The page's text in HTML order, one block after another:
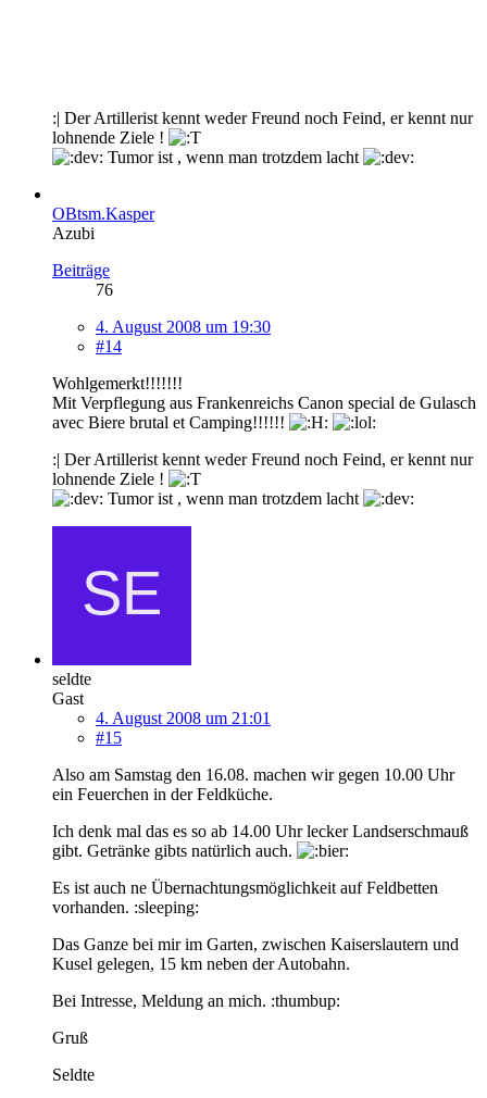
:| Der Artillerist kennt weder Freund noch Feind, er kennt nur
lohnende Ziele !
Tumor ist , wenn man trotzdem lacht
OBtsm.Kasper
Azubi
Beiträge
76
4. August 2008 um 19:30
#14
Wohlgemerkt!!!!!!!
Mit Verpflegung aus Frankenreichs Canon special de Gulasch
avec Biere brutal et Camping!!!!!!
:| Der Artillerist kennt weder Freund noch Feind, er kennt nur
lohnende Ziele !
Tumor ist , wenn man trotzdem lacht
seldte
Gast
4. August 2008 um 21:01
#15
Also am Samstag den 16.08. machen wir gegen 10.00 Uhr
ein Feuerchen in der Feldküche.
Ich denk mal das es so ab 14.00 Uhr lecker Landserschmauß
gibt. Getränke gibts natürlich auch.
Es ist auch ne Übernachtungsmöglichkeit auf Feldbetten
vorhanden. :sleeping:
Das Ganze bei mir im Garten, zwischen Kaiserslautern und
Kusel gelegen, 15 km neben der Autobahn.
Bei Intresse, Meldung an mich. :thumbup:
Gruß
Seldte